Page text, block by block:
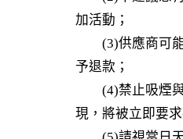
加活動；
(3)供應商可能
予退款；
(4)禁止吸煙與
現，將被立即要求